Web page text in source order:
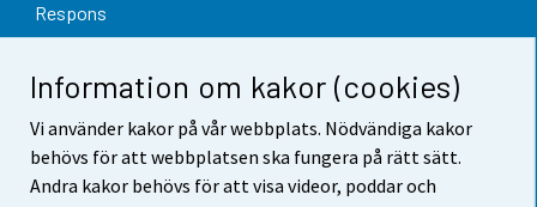
Information om kakor (cookies)
Vi använder kakor på vår webbplats. Nödvändiga kakor
behövs för att webbplatsen ska fungera på rätt sätt.
Andra kakor behövs för att visa videor, poddar och
Respons
Tillgänglighet